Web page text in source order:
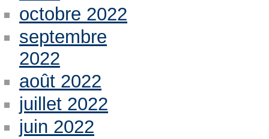
octobre 2022
septembre
2022
août 2022
juillet 2022
juin 2022